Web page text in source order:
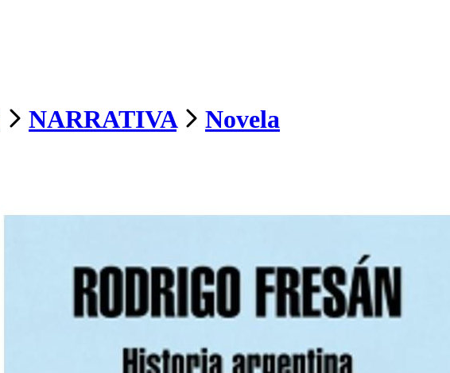
NARRATIVA Novela